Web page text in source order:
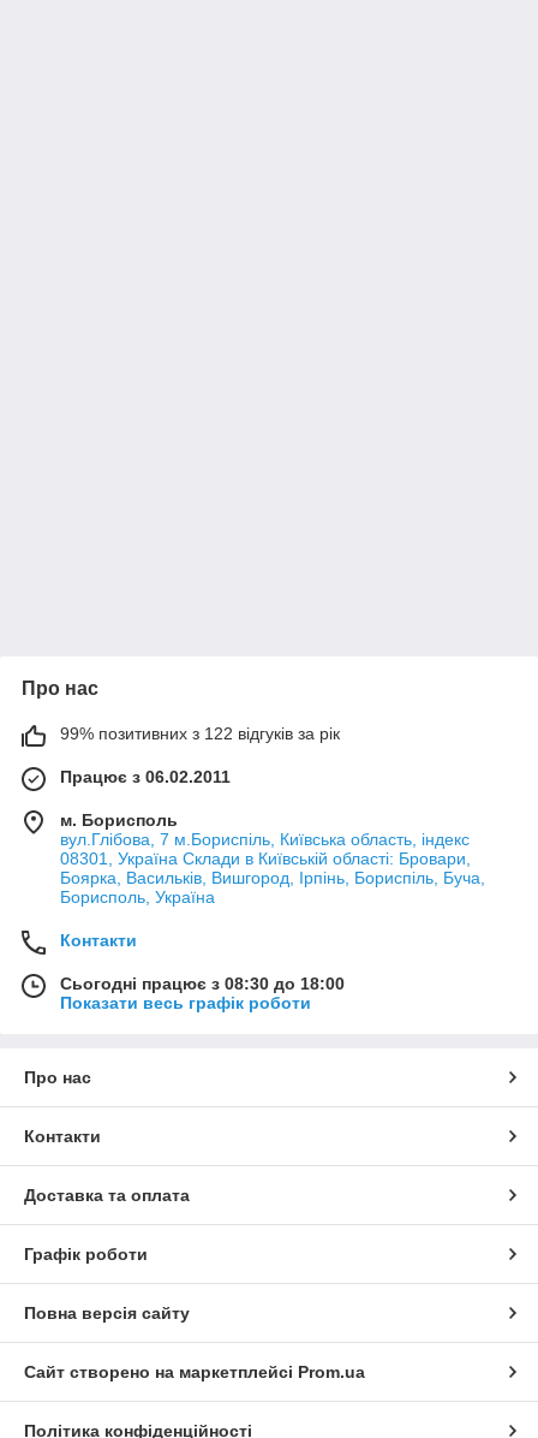
Про нас
99% позитивних з 122 відгуків за рік
Працює з 06.02.2011
м. Борисполь
вул.Глібова, 7 м.Бориспіль, Київська область, індекс
08301, Україна Склади в Київській області: Бровари,
Боярка, Васильків, Вишгород, Ірпінь, Бориспіль, Буча,
Борисполь, Україна
Контакти
Сьогодні працює з 08:30 до 18:00
Показати весь графік роботи
Про нас
Контакти
Доставка та оплата
Графік роботи
Повна версія сайту
Сайт створено на маркетплейсі Prom.ua
Політика конфіденційності